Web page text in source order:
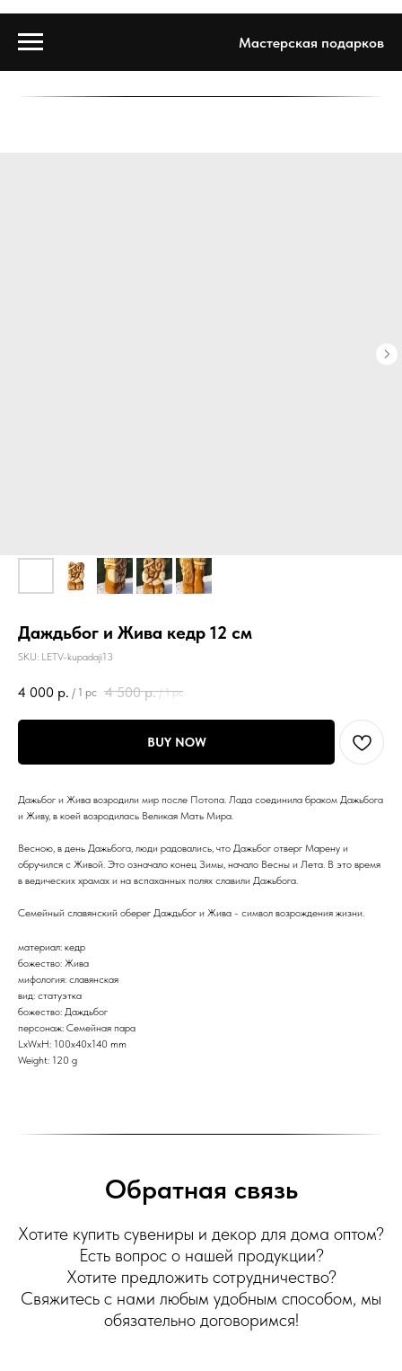
Мастерская подарков
Даждьбог и Жива кедр 12 см
SKU: LETV-kupadaji13
4 000 р. / 1 pc 4 500 р. / 1 pc
BUY NOW
Дажьбог и Жива возродили мир после Потопа. Лада соединила браком Дажьбога
и Живу, в коей возродилась Великая Мать Мира.
Весною, в день Дажьбога, люди радовались, что Дажьбог отверг Марену и
обручился с Живой. Это означало конец Зимы, начало Весны и Лета. В это время
в ведических храмах и на вспаханных полях славили Дажьбога.
Семейный славянский оберег Даждьбог и Жива - символ возрождения жизни.
материал: кедр
божество: Жива
мифология: славянская
вид: статуэтка
божество: Даждьбог
персонаж: Семейная пара
LxWxH: 100x40x140 mm
Weight: 120 g
Обратная связь
Хотите купить сувениры и декор для дома оптом?
Есть вопрос о нашей продукции?
Хотите предложить сотрудничество?
Свяжитесь с нами любым удобным способом, мы
обязательно договоримся!